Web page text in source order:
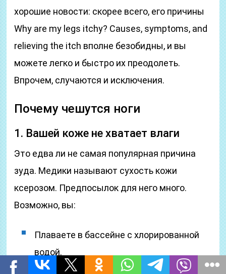
хорошие новости: скорее всего, его причины
Why are my legs itchy? Causes, symptoms, and
relieving the itch вполне безобидны, и вы
можете легко и быстро их преодолеть.
Впрочем, случаются и исключения.
Почему чешутся ноги
1. Вашей коже не хватает влаги
Это едва ли не самая популярная причина
зуда. Медики называют сухость кожи
ксерозом. Предпосылок для него много.
Возможно, вы:
Плаваете в бассейне с хлорированной
водой.